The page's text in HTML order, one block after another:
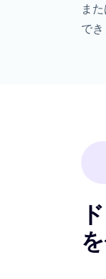
ま
でき